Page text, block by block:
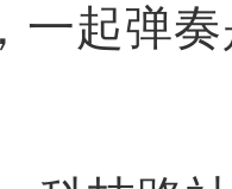
一起弹